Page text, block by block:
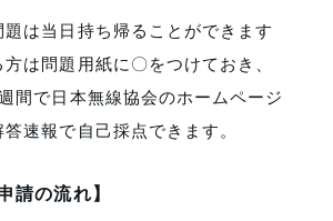
は当日持ち帰ることができます
は問題用紙に〇をつけておき、
間で日本無線協会のホームページ
速報で自己採点できます。
請の流れ】